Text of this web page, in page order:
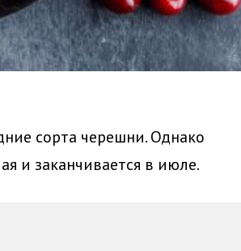
сорта черешни. Однако
и заканчивается в июле.